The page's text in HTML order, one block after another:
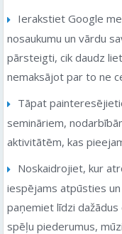
Ierakstiet Google
nosaukumu un vārdu
pārsteigti, cik daudz
nemaksājot par to ne
Tāpat
semināriem,
aktivitātēm, kas
Noskaidrojiet, kur
iespējams atpūsties
paņemiet līdzi
spēļu piederumus,